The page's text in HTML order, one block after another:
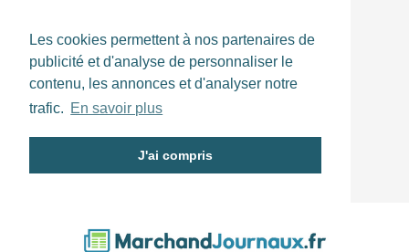
Les cookies permettent à nos partenaires de
publicité et d'analyse de personnaliser le
contenu, les annonces et d'analyser notre
trafic. En savoir plus
J'ai compris